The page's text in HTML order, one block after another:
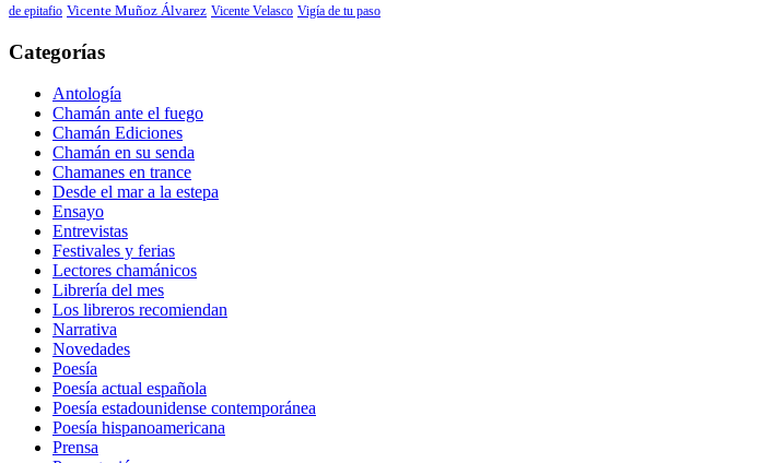
de epitafio Vicente Muñoz Álvarez Vicente Velasco Vigía de tu paso
Categorías
Antología
Chamán ante el fuego
Chamán Ediciones
Chamán en su senda
Chamanes en trance
Desde el mar a la estepa
Ensayo
Entrevistas
Festivales y ferias
Lectores chamánicos
Librería del mes
Los libreros recomiendan
Narrativa
Novedades
Poesía
Poesía actual española
Poesía estadounidense contemporánea
Poesía hispanoamericana
Prensa